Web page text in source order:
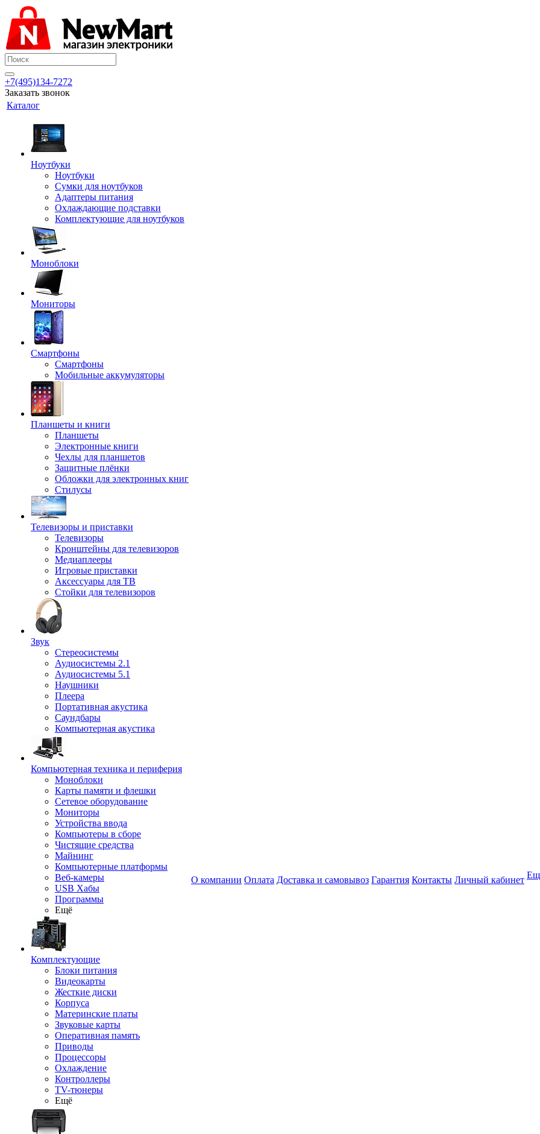
+7(495)134-7272
Заказать звонок
Каталог
Ноутбуки
Ноутбуки
Сумки для ноутбуков
Адаптеры питания
Охлаждающие подставки
Комплектующие для ноутбуков
Моноблоки
Мониторы
Смартфоны
Смартфоны
Мобильные аккумуляторы
Планшеты и книги
Планшеты
Электронные книги
Чехлы для планшетов
Защитные плёнки
Обложки для электронных книг
Стилусы
Телевизоры и приставки
Телевизоры
Кронштейны для телевизоров
Медиаплееры
Игровые приставки
Аксессуары для ТВ
Стойки для телевизоров
Звук
Стереосистемы
Аудиосистемы 2.1
Аудиосистемы 5.1
Наушники
Плеера
Портативная акустика
Саундбары
Компьютерная акустика
Компьютерная техника и периферия
Моноблоки
Карты памяти и флешки
Сетевое оборудование
Мониторы
Устройства ввода
Компьютеры в сборе
Чистящие средства
Майнинг
Компьютерные платформы
Веб-камеры
USB Хабы
Программы
Ещё
Комплектующие
Блоки питания
Видеокарты
Жесткие диски
Корпуса
Материнские платы
Звуковые карты
Оперативная память
Приводы
Процессоры
Охлаждение
Контроллеры
TV-тюнеры
Ещё
О компании Оплата Доставка и самовывоз Гарантия Контакты Личный кабинет